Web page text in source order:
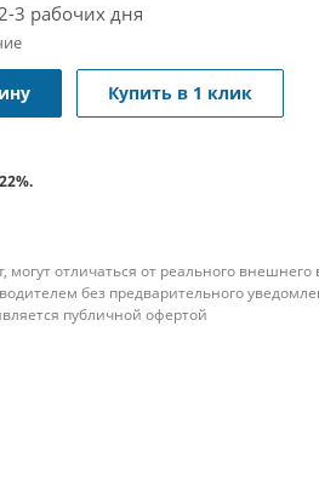
3 рабочих дня
Купить в 1 клик
отличаться от реального
без предварительного
публичной офертой